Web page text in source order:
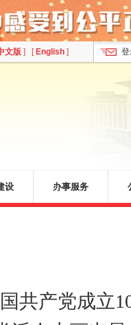
文版 ] [ English ]
设 办事服务
共产党成立